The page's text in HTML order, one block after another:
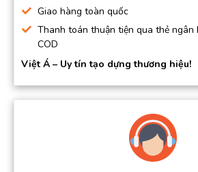
Giao hàng toàn quốc
Thanh toán thuận tiện qua thẻ ngân
COD
Việt Á – Uy tín tạo dựng thương hiệu!